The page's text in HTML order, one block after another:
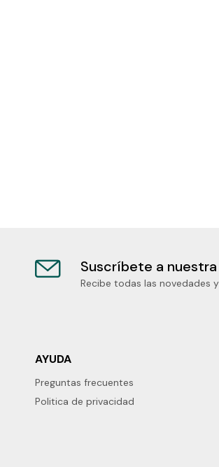
Suscríbete a
Recibe todas las novedades
AYUDA
Preguntas frecuentes
Politica de privacidad